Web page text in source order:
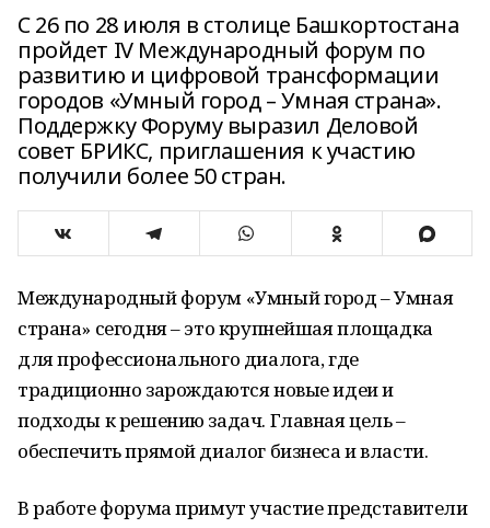
С 26 по 28 июля в столице Башкортостана
пройдет IV Международный форум по
развитию и цифровой трансформации
городов «Умный город – Умная страна».
Поддержку Форуму выразил Деловой
совет БРИКС, приглашения к участию
получили более 50 стран.
Международный форум «Умный город – Умная
страна» сегодня – это крупнейшая площадка
для профессионального диалога, где
традиционно зарождаются новые идеи и
подходы к решению задач. Главная цель –
обеспечить прямой диалог бизнеса и власти.
В работе форума примут участие представители